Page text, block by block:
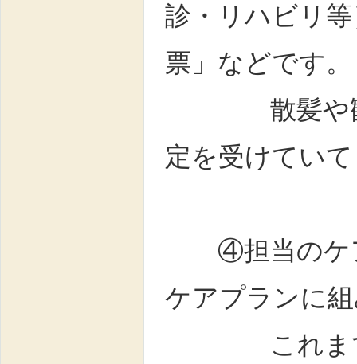
診・リハビリ
票」などです。
散髪や観光
定を受けてい
④担当のケア
ケアプランに
これまでの